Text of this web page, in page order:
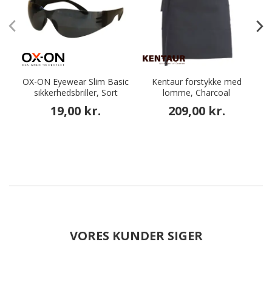
OX-ON Eyewear Slim Basic
sikkerhedsbriller, Sort
19,00 kr.
Kentaur forstykke med
lomme, Charcoal
209,00 kr.
VORES KUNDER SIGER